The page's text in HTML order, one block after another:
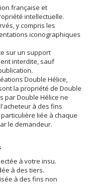
française et
intellectuelle.
y compris les
iconographiques
sur un support
interdite, sauf
Double Hélice,
la propriété de Double
par Double Hélice ne
à des fins
liée à chaque
le demandeur.
à votre insu.
à des tiers.
à des fins non